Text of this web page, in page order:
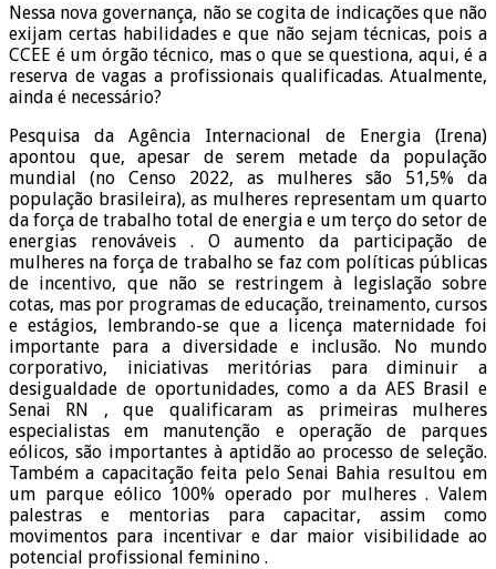
Nessa nova governança, não se cogita de indicações que não
exijam certas habilidades e que não sejam técnicas, pois a
CCEE é um órgão técnico, mas o que se questiona, aqui, é a
reserva de vagas a profissionais qualificadas. Atualmente,
ainda é necessário?
Pesquisa da Agência Internacional de Energia (Irena)
apontou que, apesar de serem metade da população
mundial (no Censo 2022, as mulheres são 51,5% da
população brasileira), as mulheres representam um quarto
da força de trabalho total de energia e um terço do setor de
energias renováveis . O aumento da participação de
mulheres na força de trabalho se faz com políticas públicas
de incentivo, que não se restringem à legislação sobre
cotas, mas por programas de educação, treinamento, cursos
e estágios, lembrando-se que a licença maternidade foi
importante para a diversidade e inclusão. No mundo
corporativo, iniciativas meritórias para diminuir a
desigualdade de oportunidades, como a da AES Brasil e
Senai RN , que qualificaram as primeiras mulheres
especialistas em manutenção e operação de parques
eólicos, são importantes à aptidão ao processo de seleção.
Também a capacitação feita pelo Senai Bahia resultou em
um parque eólico 100% operado por mulheres . Valem
palestras e mentorias para capacitar, assim como
movimentos para incentivar e dar maior visibilidade ao
potencial profissional feminino .